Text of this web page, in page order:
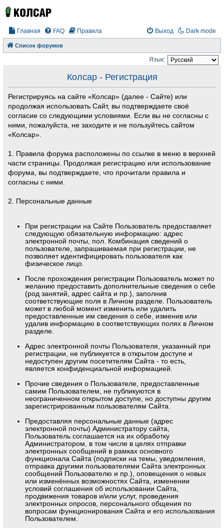
Главная Dark mode
FAQ Правила Выход
Список форумов
Язык:
Колсар - Регистрация
Регистрируясь на сайте «Колсар» (далее - Сайте) или
продолжая использовать Сайт, вы подтверждаете своё
согласие со следующими условиями. Если вы не согласны с
ними, пожалуйста, не заходите и не пользуйтесь сайтом
«Колсар».
1. Правила форума расположены по ссылке в меню в верхней
части страницы. Продолжая регистрацию или использование
форума, вы подтверждаете, что прочитали правила и
согласны с ними.
2. Персональные данные
При регистрации на Сайте Пользователь предоставляет
следующую обязательную информацию: адрес
электронной почты, пол. Комбинация сведений о
пользователе, запрашиваемая при регистрации, не
позволяет идентифицировать пользователя как
физическое лицо.
После прохождения регистрации Пользователь может по
желанию предоставить дополнительные сведения о себе
(род занятий, адрес сайта и пр.), заполнив
соответствующие поля в Личном разделе. Пользователь
может в любой момент изменить или удалить
предоставленные им сведения о себе, изменив или
удалив информацию в соответствующих полях в Личном
разделе.
Адрес электронной почты Пользователя, указанный при
регистрации, не публикуется в открытом доступе и
недоступен другим посетителям Сайта - то есть,
является конфиденциальной информацией.
Прочие сведения о Пользователе, предоставленные
самим Пользователем, не публикуются в
неограниченном открытом доступе, но доступны другим
зарегистрированным пользователям Сайта.
Предоставляя персональные данные (адрес
электронной почты) Администратору сайта,
Пользователь соглашается на их обработку
Администратором, в том числе в целях отправки
электронных сообщений в рамках основного
функционала Сайта (подписки на темы, уведомления,
отправка другими пользователями Сайта электронных
сообщений Пользователю и пр.), оповещения о новых
или изменённых возможностях Сайта, изменении
условий соглашения об использовании Сайта,
продвижения товаров и/или услуг, проведения
электронных опросов, персонального общения по
вопросам функционирования Сайта и его использования
Пользователем.